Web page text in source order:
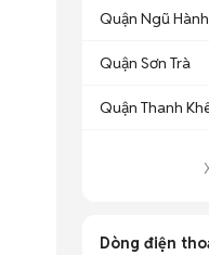
Quận Ngũ
Quận Sơn Trà
Quận Thanh
Dòng điện